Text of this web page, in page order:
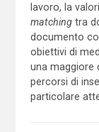
lavoro, la
matchingtra
documento
obiettivi di
una maggiore
percorsi di
particolare